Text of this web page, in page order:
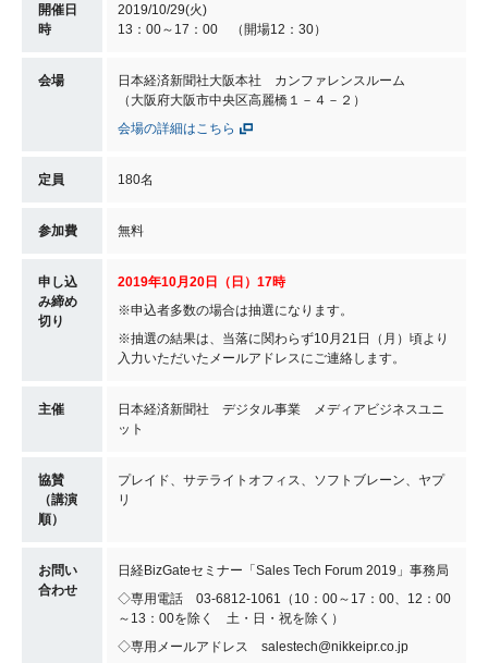
開催日
時
2019/10/29(火)
13：00～17：00 （開場12：30）
会場
日本経済新聞社大阪本社 カンファレンスルーム
（大阪府大阪市中央区高麗橋１－４－２）
会場の詳細はこちら
定員 180名
参加費 無料
申し込
み締め
切り
2019年10月20日（日）17時
※申込者多数の場合は抽選になります。
※抽選の結果は、当落に関わらず10月21日（月）頃より
入力いただいたメールアドレスにご連絡します。
主催
日本経済新聞社 デジタル事業 メディアビジネスユニ
ット
協賛
（講演
順）
プレイド、サテライトオフィス、ソフトブレーン、ヤプ
リ
お問い
合わせ
日経BizGateセミナー「Sales Tech Forum 2019」事務局
◇専用電話 03-6812-1061（10：00～17：00、12：00
～13：00を除く 土・日・祝を除く）
◇専用メールアドレス salestech@nikkeipr.co.jp